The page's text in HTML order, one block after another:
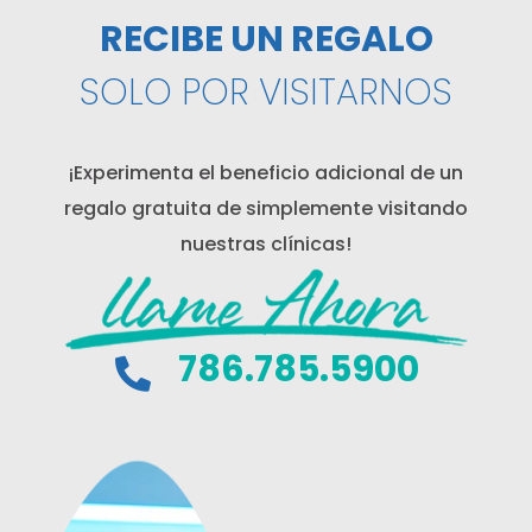
RECIBE UN REGALO
SOLO POR VISITARNOS
¡Experimenta el beneficio adicional de un
regalo gratuita de simplemente visitando
nuestras clínicas!
786.785.5900